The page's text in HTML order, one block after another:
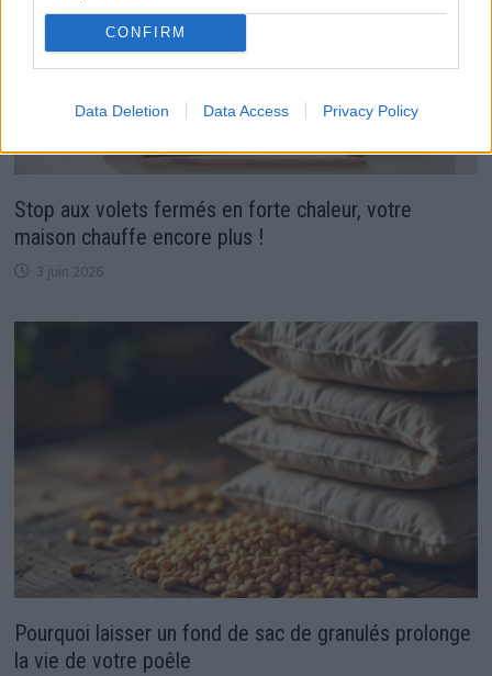
CONFIRM
Data Deletion Data Access Privacy Policy
Stop aux volets fermés en forte chaleur, votre
maison chauffe encore plus !
3 juin 2026
Pourquoi laisser un fond de sac de granulés prolonge
la vie de votre poêle